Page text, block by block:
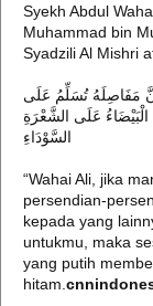
Syekh Abdul
Muhammad bin
Syadzili Al Mishri
مَفَاصِلَهُ تُسَلِّمُ عَلَى
عَلَى الشَّعْرَةِ
السَّوْدَاءِ
“Wahai Ali, jika
persendian-
kepada yang
untukmu, maka
yang putih
hitam.